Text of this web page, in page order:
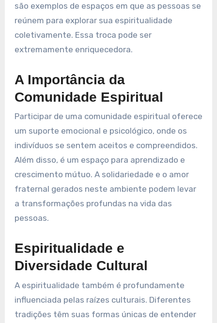
são exemplos de espaços em que as pessoas se
reúnem para explorar sua espiritualidade
coletivamente. Essa troca pode ser
extremamente enriquecedora.
A Importância da
Comunidade Espiritual
Participar de uma comunidade espiritual oferece
um suporte emocional e psicológico, onde os
indivíduos se sentem aceitos e compreendidos.
Além disso, é um espaço para aprendizado e
crescimento mútuo. A solidariedade e o amor
fraternal gerados neste ambiente podem levar
a transformações profundas na vida das
pessoas.
Espiritualidade e
Diversidade Cultural
A espiritualidade também é profundamente
influenciada pelas raízes culturais. Diferentes
tradições têm suas formas únicas de entender